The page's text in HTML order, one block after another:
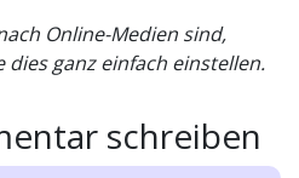
Online-Medien sind,
dies ganz einfach einstellen.
schreiben